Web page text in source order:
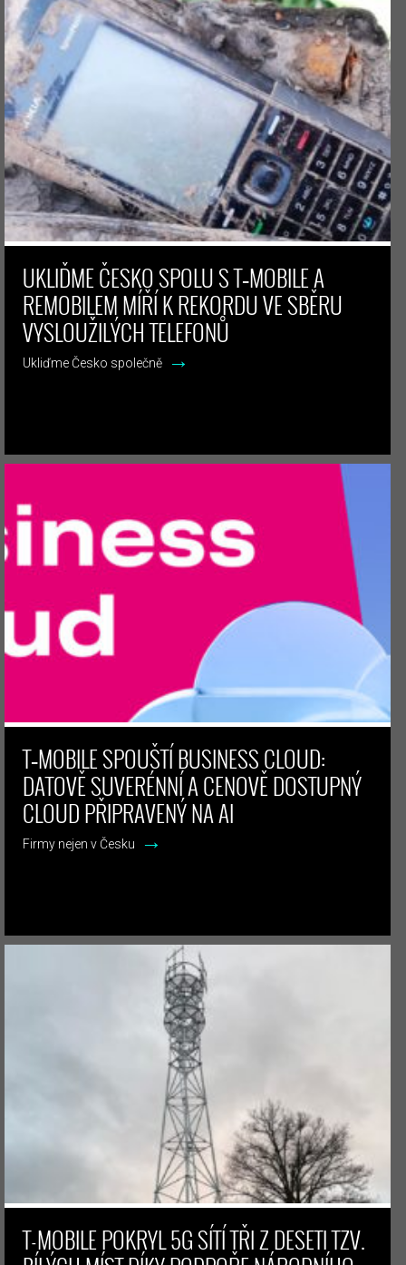
UKLIĎME ČESKO SPOLU S T‑MOBILE A
REMOBILEM MÍŘÍ K REKORDU VE SBĚRU
VYSLOUŽILÝCH TELEFONŮ
Ukliďme Česko společně →
T‑MOBILE SPOUŠTÍ BUSINESS CLOUD:
DATOVĚ SUVERÉNNÍ A CENOVĚ DOSTUPNÝ
CLOUD PŘIPRAVENÝ NA AI
Firmy nejen v Česku →
T-MOBILE POKRYL 5G SÍTÍ TŘI Z DESETI TZV.